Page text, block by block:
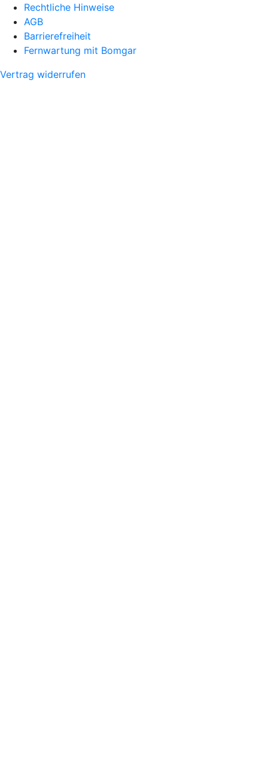
Rechtliche Hinweise
AGB
Barrierefreiheit
Fernwartung mit Bomgar
Vertrag widerrufen